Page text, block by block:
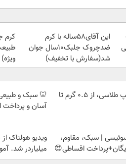
این آقای58ساله با کرم
ضدچروک جلبک10سال جوان
شد(سفارش با تخفیف)
کرم
ویژه)
خرید شمش پلمپ طلاسی، از ۰.۵ گرم تا
🦷 سبک و
آسان و پرداخت
| سبک، مقاوم،
اقساطی😍
ویدیو هولناک
میلیاردر شد.